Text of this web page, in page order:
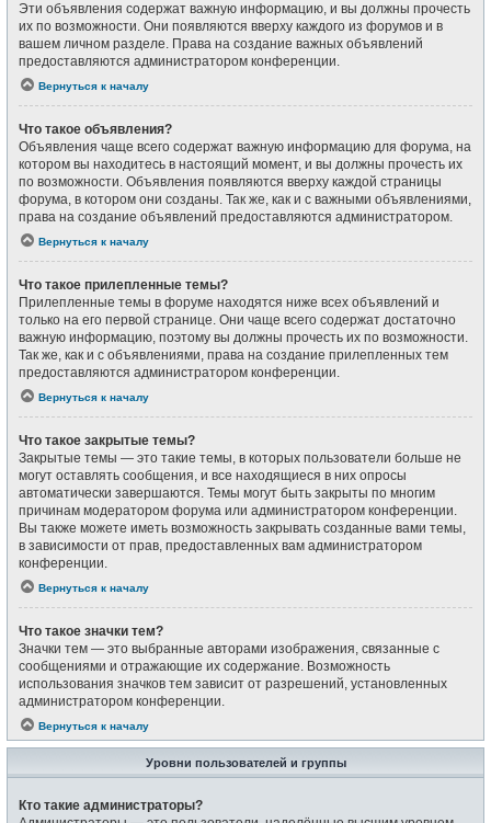
Эти объявления содержат важную информацию, и вы должны прочесть
их по возможности. Они появляются вверху каждого из форумов и в
вашем личном разделе. Права на создание важных объявлений
предоставляются администратором конференции.
Вернуться к началу
Что такое объявления?
Объявления чаще всего содержат важную информацию для форума, на
котором вы находитесь в настоящий момент, и вы должны прочесть их
по возможности. Объявления появляются вверху каждой страницы
форума, в котором они созданы. Так же, как и с важными объявлениями,
права на создание объявлений предоставляются администратором.
Вернуться к началу
Что такое прилепленные темы?
Прилепленные темы в форуме находятся ниже всех объявлений и
только на его первой странице. Они чаще всего содержат достаточно
важную информацию, поэтому вы должны прочесть их по возможности.
Так же, как и с объявлениями, права на создание прилепленных тем
предоставляются администратором конференции.
Вернуться к началу
Что такое закрытые темы?
Закрытые темы — это такие темы, в которых пользователи больше не
могут оставлять сообщения, и все находящиеся в них опросы
автоматически завершаются. Темы могут быть закрыты по многим
причинам модератором форума или администратором конференции.
Вы также можете иметь возможность закрывать созданные вами темы,
в зависимости от прав, предоставленных вам администратором
конференции.
Вернуться к началу
Что такое значки тем?
Значки тем — это выбранные авторами изображения, связанные с
сообщениями и отражающие их содержание. Возможность
использования значков тем зависит от разрешений, установленных
администратором конференции.
Вернуться к началу
Уровни пользователей и группы
Кто такие администраторы?